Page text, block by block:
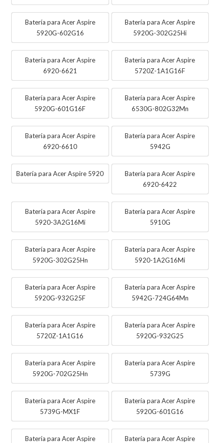
Batería para Acer Aspire
5920G-602G16
Batería para Acer Aspire
5920G-302G25Hi
Batería para Acer Aspire
6920-6621
Batería para Acer Aspire
5720Z-1A1G16F
Batería para Acer Aspire
5920G-601G16F
Batería para Acer Aspire
6530G-802G32Mn
Batería para Acer Aspire
6920-6610
Batería para Acer Aspire
5942G
Batería para Acer Aspire 5920
Batería para Acer Aspire
6920-6422
Batería para Acer Aspire
5920-3A2G16Mi
Batería para Acer Aspire
5910G
Batería para Acer Aspire
5920G-302G25Hn
Batería para Acer Aspire
5920-1A2G16Mi
Batería para Acer Aspire
5920G-932G25F
Batería para Acer Aspire
5942G-724G64Mn
Batería para Acer Aspire
5720Z-1A1G16
Batería para Acer Aspire
5920G-932G25
Batería para Acer Aspire
5920G-702G25Hn
Batería para Acer Aspire
5739G
Batería para Acer Aspire
5739G-MX1F
Batería para Acer Aspire
5920G-601G16
Batería para Acer Aspire
Batería para Acer Aspire